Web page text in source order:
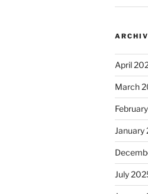
April
March
January
July